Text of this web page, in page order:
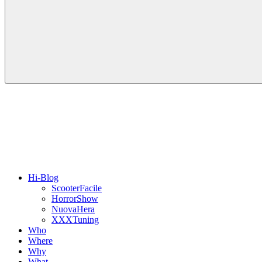
Hi-Blog
ScooterFacile
HorrorShow
NuovaHera
XXXTuning
Who
Where
Why